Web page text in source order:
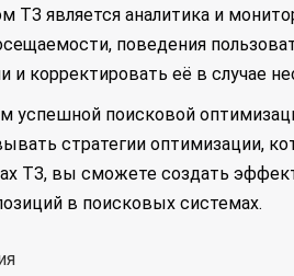
является аналитика и
поведения
корректировать её в случае
успешной поисковой
стратегии оптимизации,
ТЗ, вы сможете создать
в поисковых системах.